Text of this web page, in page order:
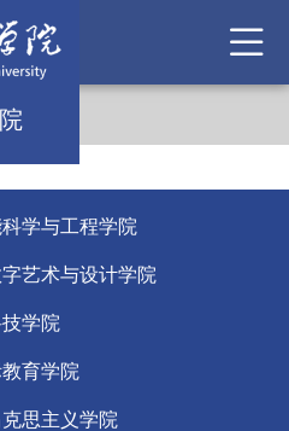
学与工程学院
艺术与设计学院
学院
育学院
思主义学院